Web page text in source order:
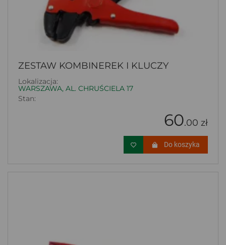
ZESTAW KOMBINEREK I KLUCZY
Lokalizacja:
WARSZAWA, AL. CHRUŚCIELA 17
Stan:
60.00 zł
Do koszyka